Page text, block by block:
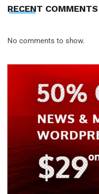
RECENT COMMENTS
No comments to show.